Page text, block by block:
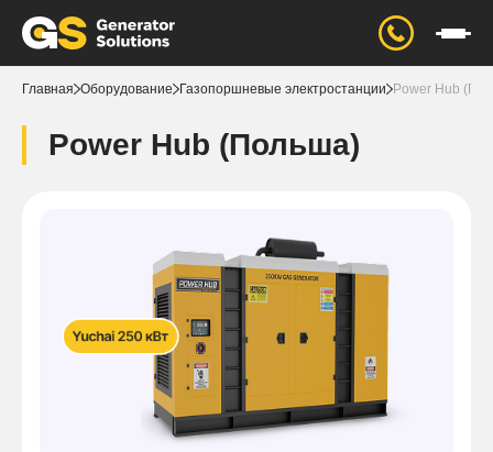
Главная Оборудование Газопоршневые электростанции Power Hub
Power Hub (Польша)